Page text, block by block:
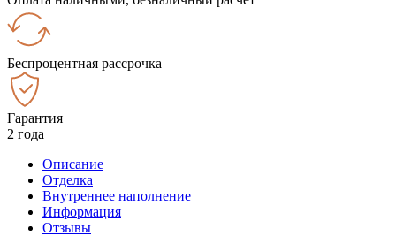
Беспроцентная рассрочка
Гарантия
2 года
Описание
Отделка
Внутреннее наполнение
Информация
Отзывы